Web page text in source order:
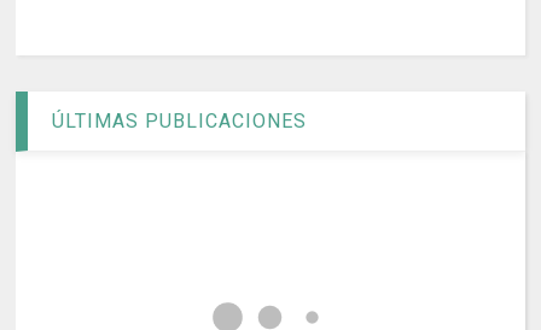
ÚLTIMAS PUBLICACIONES